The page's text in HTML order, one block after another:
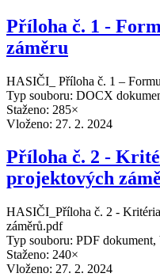
Příloha č. 1 -
záměru
HASIČI_ Příloha č. 1 –
Typ souboru: DOCX
Staženo: 285×
Vloženo: 27. 2. 2024
Příloha č. 2 -
projektových
HASIČI_Příloha č. 2 -
záměrů.pdf
Typ souboru: PDF
Staženo: 240×
Vloženo: 27. 2. 2024